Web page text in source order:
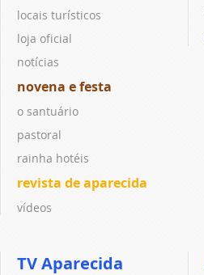
locais turísticos
loja oficial
notícias
novena e festa
o santuário
pastoral
rainha hotéis
revista de aparecida
vídeos
TV Aparecida